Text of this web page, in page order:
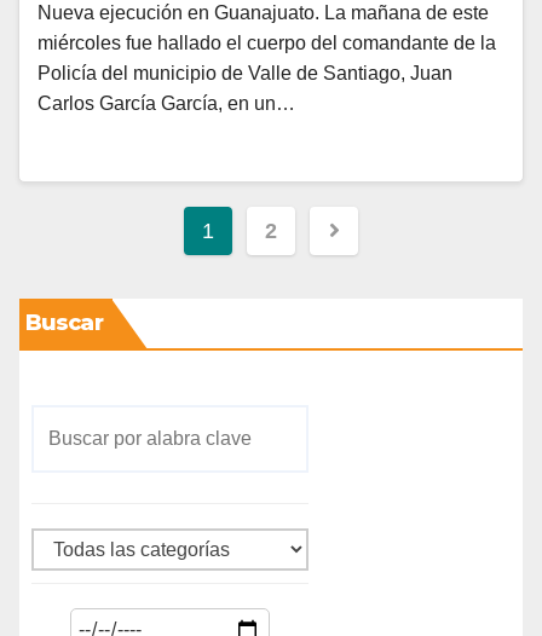
Nueva ejecución en Guanajuato. La mañana de este
miércoles fue hallado el cuerpo del comandante de la
Policía del municipio de Valle de Santiago, Juan
Carlos García García, en un…
1 2
Buscar